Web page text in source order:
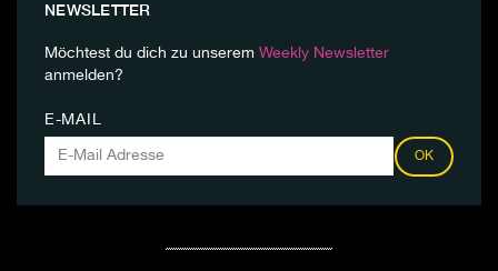
NEWSLETTER
Möchtest du dich zu unserem Weekly Newsletter
anmelden?
E-MAIL
OK